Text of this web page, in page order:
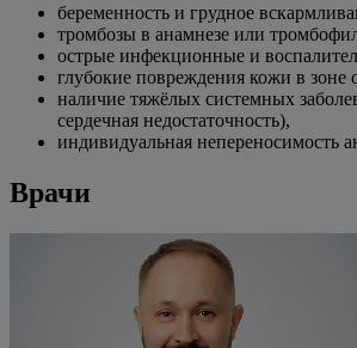
беременность и грудное
тромбозы в анамнезе или
острые инфекционные и
глубокие повреждения кожи в зоне
наличие тяжёлых системных
сердечная недостаточность),
индивидуальная непереносимость
Врачи